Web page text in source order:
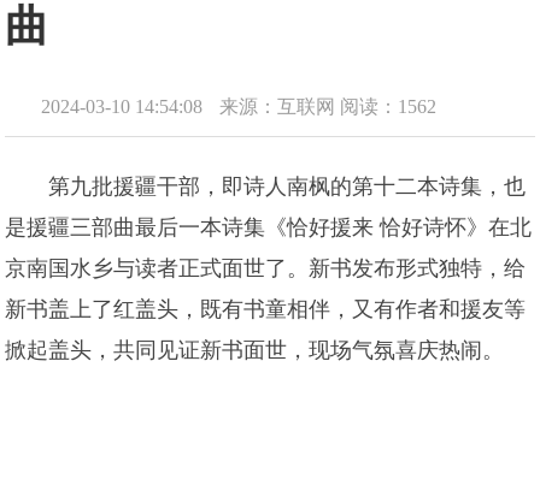
曲
2024-03-10 14:54:08 来源：互联网 阅读：1562
第九批援疆干部，即诗人南枫的第十二本诗集，也
是援疆三部曲最后一本诗集《恰好援来 恰好诗怀》在北
京南国水乡与读者正式面世了。新书发布形式独特，给
新书盖上了红盖头，既有书童相伴，又有作者和援友等
掀起盖头，共同见证新书面世，现场气氛喜庆热闹。